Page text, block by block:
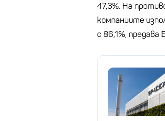
47,3%. На
компаниите
с 86,1%, предава